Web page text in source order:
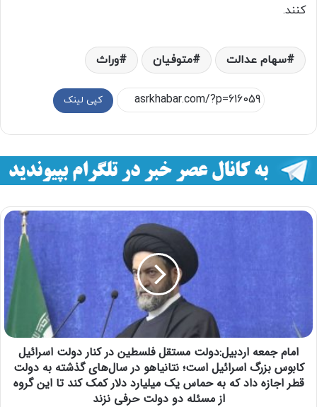
کنند.
سهام عدالت متوفیان وراث
کپی لینک
امام جمعه اردبیل:دولت مستقل فلسطین در کنار دولت اسرائیل
کابوس بزرگ اسرائیل است؛ نتانیاهو در سال‌های گذشته به دولت
قطر اجازه داد که به حماس یک میلیارد دلار کمک کند تا این گروه
از مسئله دو دولت حرفی نزند